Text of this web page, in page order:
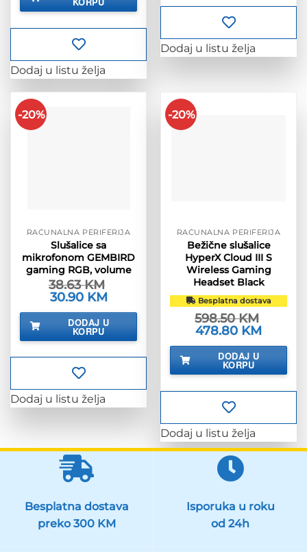
435.00 KM.
Dodaj u listu želja
Dodaj u listu želja
-20%
RAČUNALNA PERIFERIJA
Slušalice sa
mikrofonom GEMBIRD
gaming RGB, volume
38.63KM
Izvorna
cijena
bila
38.63 KM.
30.90 KM
je:
30.90 KM.
DODAJ U
KORPU
Dodaj u listu želja
-20%
RAČUNALNA PERIFERIJA
Bežične slušalice
HyperX Cloud III S
Wireless Gaming
Headset Black
Besplatna dostava
598.50KM
Izvorna
cijena
bila
598.50 KM.
478.80 KM
je:
DODAJ U
KORPU
Dodaj u listu želja
Besplatna dostava
preko 300 KM
Isporuka u roku
od 24h